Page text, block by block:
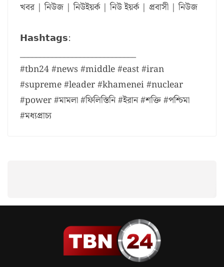
খবর | নিউজ | নিউইয়র্ক | নিউ ইয়র্ক | প্রবাসী | নিউজ
𝗛𝗮𝘀𝗵𝘁𝗮𝗴𝘀:
_____________________________
#tbn24 #news #middle #east #iran
#supreme #leader #khamenei #nuclear
#power #মামলা #ফিলিস্তিনি #ইরান #শক্তি #পশ্চিমা
#মধ্যপ্রাচ্য